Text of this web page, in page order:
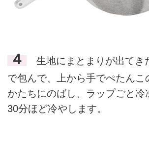
４
生地にまとまりが出てき
で包んで、上から手でぺたんこ
かたちにのばし、ラップごと冷
30分ほど冷やします。